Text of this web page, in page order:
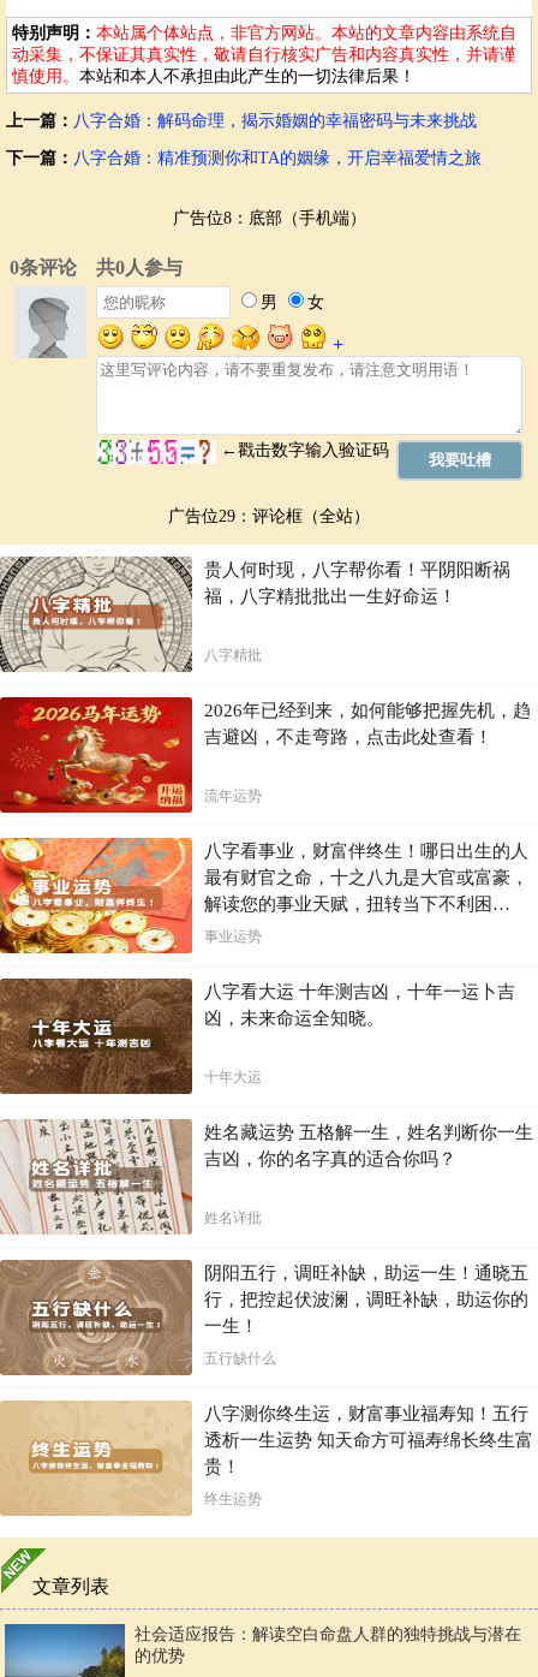
八字合婚不仅仅是预测婚姻的吉凶，还能对未来婚姻中的诸多方面进行
预测，例如：
性格互补与冲突：分析双方性格的差异，预测在相处中可能出现
的矛盾冲突。
子女运势： 预测双方是否能够拥有健康快乐的子女。
预测婚姻对双方家庭关系的影响。
八字合婚的局限性
虽然八字合婚可以提供一些参考，但它也存在一些局限性：
非绝对预测： 八字合婚是基于命理推演，并非绝对的预测，最终
读可能产生误导。
个人努力重要：无论合婚结果如何，个人努力和沟通仍然是维护
并非万能钥匙：不能将合婚结果作为唯一参考标准，需要结合实
如何选择合婚师？
选择一位经验丰富、诚信可靠的合婚师非常重要。建议多方咨询，了解
合婚师的专业资质和口碑，选择信誉度高的合婚师。
结语
八字合婚，作为一种古老的预测方法，可以帮助我们更好地了解彼此，
提前预估婚姻中的可能挑战，但更重要的是，它提醒我们，婚姻的幸福
与伴侣的共同行动和深厚的情感。
希望本文能够在您探索婚姻的道路上提供一些帮助。
特别声明： 本站属个体站点，非官方网站。本站的文章内容由系统自
动采集，不保证其真实性，敬请自行核实广告和内容真实性，并请谨
慎使用。 本站和本人不承担由此产生的一切法律后果！
上一篇： 八字合婚：解码命理，揭示婚姻的幸福密码与未来挑战
下一篇： 八字合婚：精准预测你和TA的姻缘，开启幸福爱情之旅
广告位8：底部（手机端）
广告位29：评论框（全站）
贵人何时现，八字帮你看！平阴阳断祸
福，八字精批批出一生好命运！
八字精批
2026年已经到来，如何能够把握先机，趋
吉避凶，不走弯路，点击此处查看！
流年运势
八字看事业，财富伴终生！哪日出生的人
最有财官之命，十之八九是大官或富豪，
解读您的事业天赋，扭转当下不利困
局！！
事业运势
八字看大运 十年测吉凶，十年一运卜吉
凶，未来命运全知晓。
十年大运
姓名藏运势 五格解一生，姓名判断你一生
吉凶，你的名字真的适合你吗？
姓名详批
阴阳五行，调旺补缺，助运一生！通晓五
行，把控起伏波澜，调旺补缺，助运你的
一生！
五行缺什么
八字测你终生运，财富事业福寿知！五行
透析一生运势 知天命方可福寿绵长终生富
贵！
终生运势
文章列表
社会适应报告：解读空白命盘人群的独特挑战与潜在
的优势